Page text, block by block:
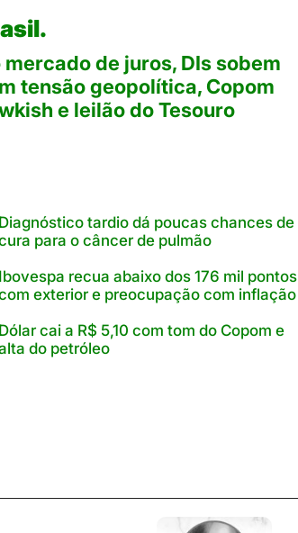
mercado de juros, DIs sobem
tensão geopolítica, Copom
e leilão do Tesouro
Diagnóstico tardio dá poucas chances de
para o câncer de pulmão
Ibovespa recua abaixo dos 176 mil pontos
exterior e preocupação com inflação
Dólar cai a R$ 5,10 com tom do Copom e
do petróleo